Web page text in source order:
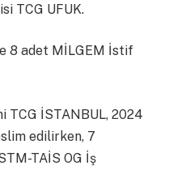
TCG UFUK.
8 adet MİLGEM İstif
TCG İSTANBUL, 2024
edilirken, 7
TAİS OG İş